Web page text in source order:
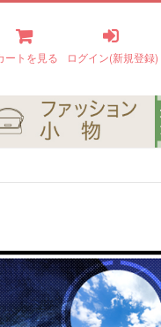
ートを見る ログイン(新規登録)